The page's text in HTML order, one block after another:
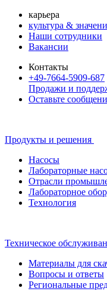
карьера
культура &
Наши сотрудники
Вакансии
Контакты
+49-7664-5909-687
Продажи и
Оставьте
Продукты и решения
Насосы
Лабораторные
Отрасли
Лабораторное
Технология
Техническое
Материалы для
Вопросы и ответы
Региональные